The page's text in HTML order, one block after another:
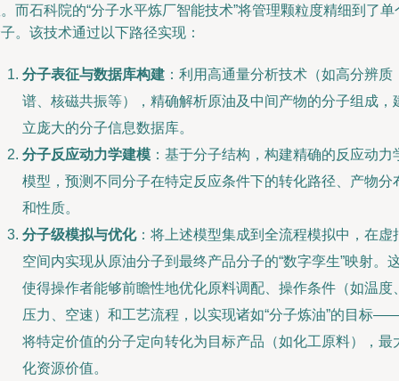
而石科院的“分子水平炼厂智能技术”将管理颗粒度精细到了单
。该技术通过以下路径实现：
分子表征与数据库构建 ：利用高通量分析技术（如高分辨质
谱、核磁共振等），精确解析原油及中间产物的分子组成，
立庞大的分子信息数据库。
分子反应动力学建模 ：基于分子结构，构建精确的反应动力
模型，预测不同分子在特定反应条件下的转化路径、产物分
和性质。
分子级模拟与优化：将上述模型集成到全流程模拟中，在虚
空间内实现从原油分子到最终产品分子的“数字孪生”映射。
使得操作者能够前瞻性地优化原料调配、操作条件（如温度
压力、空速）和工艺流程，以实现诸如“分子炼油”的目标
将特定价值的分子定向转化为目标产品（如化工原料），最
化资源价值。